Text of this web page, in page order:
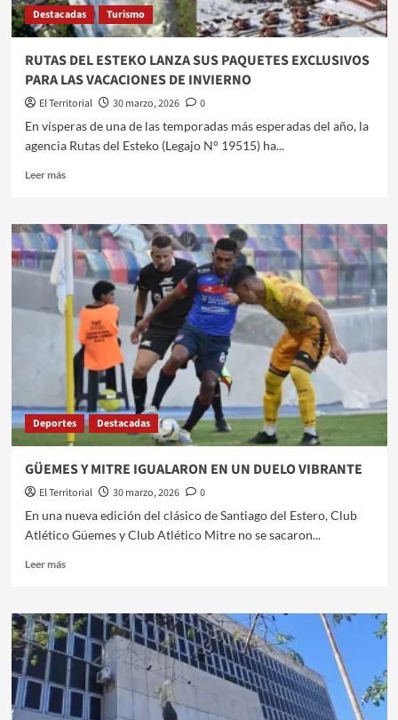
DE
MAYO
Destacadas Turismo
RUTAS DEL ESTEKO LANZA SUS PAQUETES EXCLUSIVOS
PARA LAS VACACIONES DE INVIERNO
El Territorial 30 marzo, 2026
0
​​En vísperas de una de las temporadas más esperadas del año, la
agencia Rutas del Esteko (Legajo N° 19515) ha...
Leer másLeer
RUTAS
DEL
ESTEKO
LANZA
SUS
PAQUETES
EXCLUSIVOS
PARA
LAS
VACACIONES
DE
INVIERNO
Deportes Destacadas
GÜEMES Y MITRE IGUALARON EN UN DUELO VIBRANTE
El Territorial 30 marzo, 2026
0
​En una nueva edición del clásico de Santiago del Estero, Club
Atlético Güemes y Club Atlético Mitre no se sacaron...
Leer másLeer
GÜEMES
Y
MITRE
IGUALARON
EN
UN
DUELO